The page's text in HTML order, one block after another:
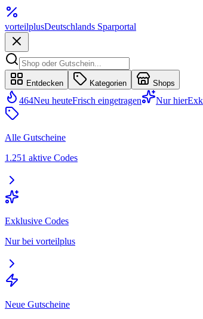
vorteilplusDeutschlands Sparportal
Entdecken Kategorien Shops
464Neu heuteFrisch eingetragen Nur hier
Alle Gutscheine
1.251 aktive Codes
Exklusive Codes
Nur bei vorteilplus
Neue Gutscheine